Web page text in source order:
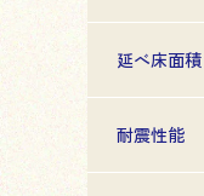
延べ床面積
耐震性能